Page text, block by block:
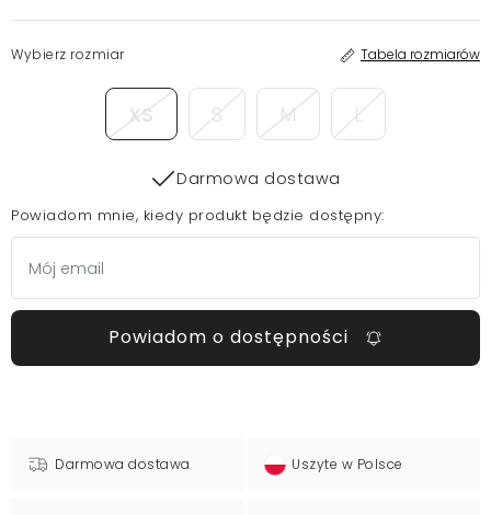
Wybierz rozmiar Tabela rozmiarów
XS S M L
Darmowa dostawa
Powiadom mnie, kiedy produkt będzie dostępny:
Powiadom o dostępności
Darmowa dostawa Uszyte w Polsce